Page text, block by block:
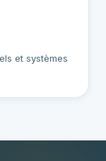
et systèmes